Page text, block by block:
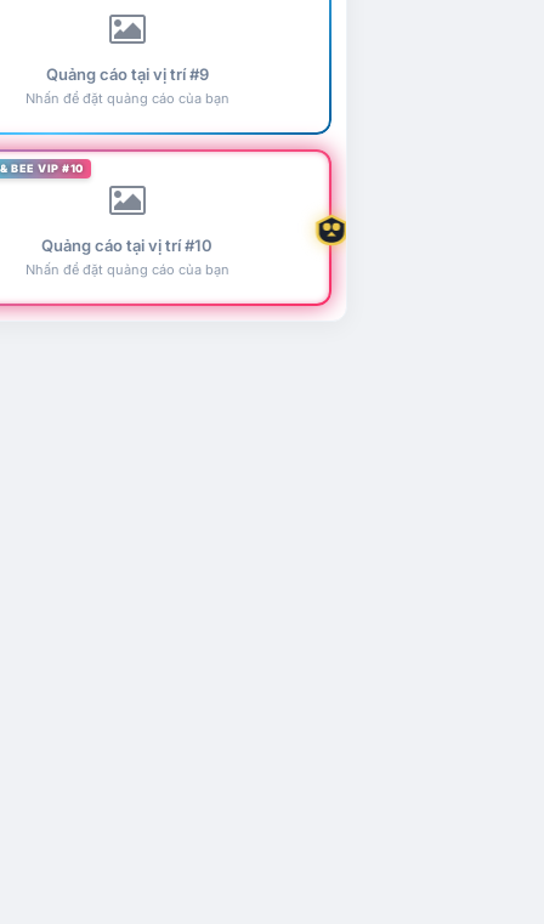
Quảng cáo tại vị trí #9
Nhấn để đặt quảng cáo của bạn
BEE VIP #10
Quảng cáo tại vị trí #10
Nhấn để đặt quảng cáo của bạn